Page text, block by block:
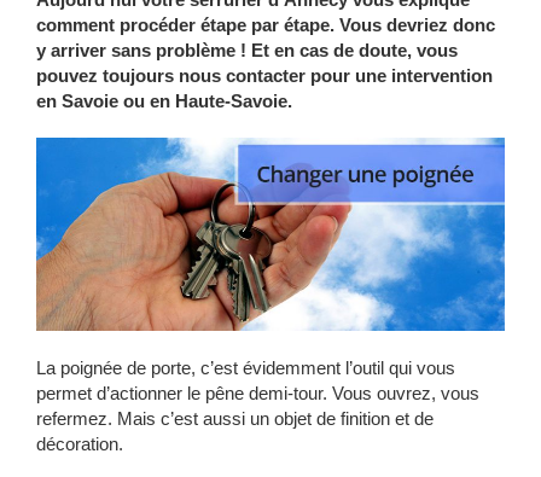
comment procéder étape par étape. Vous devriez donc
y arriver sans problème ! Et en cas de doute, vous
pouvez toujours nous contacter pour une intervention
en Savoie ou en Haute-Savoie.
La poignée de porte, c’est évidemment l’outil qui vous
permet d’actionner le pêne demi-tour. Vous ouvrez, vous
refermez. Mais c’est aussi un objet de finition et de
décoration.